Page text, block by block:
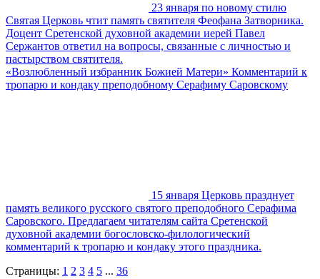
23 января по новому стилю
Святая Церковь чтит память святителя Феофана Затворника.
Доцент Сретенской духовной академии иерей Павел
Сержантов ответил на вопросы, связанные с личностью и
пастырством святителя.
«Возлюбленный избранник Божией Матери» Комментарий к
тропарю и кондаку преподобному Серафиму Саровскому
15 января Церковь празднует
память великого русского святого преподобного Серафима
Саровского. Предлагаем читателям сайта Сретенской
духовной академии богословско-филологический
комментарий к тропарю и кондаку этого праздника.
Страницы: 1 2 3 4 5 ... 36